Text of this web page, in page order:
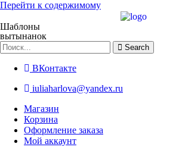
Перейти к содержимому
Шаблоны
вытынанок
Search
ВКонтакте
iuliaharlova@yandex.ru
Магазин
Корзина
Оформление заказа
Мой аккаунт